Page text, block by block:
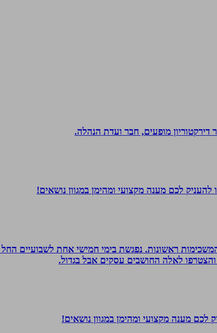
מופעים, חבר ועדת הנהלה.
לכם מענה מקצועי ומהימן במגוון נושאים!
לאלה החושבים עסקים אבל בגדול.
לכם מענה מקצועי ומהימן במגוון נושאים!